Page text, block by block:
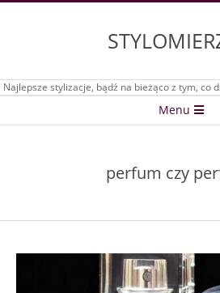
Najlepsze stylizacje, bądź na bieżąco z tym, co
Menu
perfum czy